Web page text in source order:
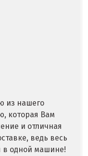
из нашего
которая Вам
и отличная
ведь весь
в одной машине!